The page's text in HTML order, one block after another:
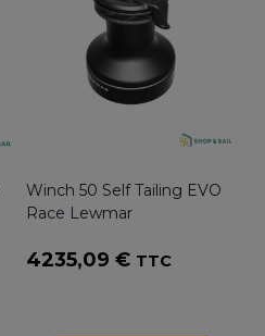
Winch 50 Self Tailing EVO
Race Lewmar
4235,09 € TTC